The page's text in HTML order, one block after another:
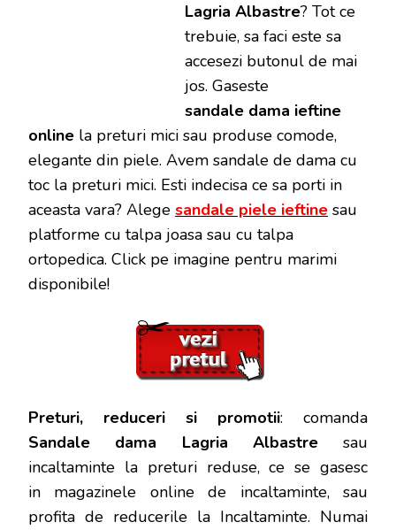
Lagria Albastre? Tot ce
trebuie, sa faci este sa
accesezi butonul de mai
jos. Gaseste
sandale dama ieftine
online la preturi mici sau produse comode,
elegante din piele. Avem sandale de dama cu
toc la preturi mici. Esti indecisa ce sa porti in
aceasta vara? Alege sandale piele ieftine sau
platforme cu talpa joasa sau cu talpa
ortopedica. Click pe imagine pentru marimi
disponibile!
Preturi, reduceri si promotii: comanda
Sandale dama Lagria Albastresau
incaltaminte la preturi reduse, ce se gasesc
in magazinele online de incaltaminte, sau
profita de reducerile la Incaltaminte. Numai